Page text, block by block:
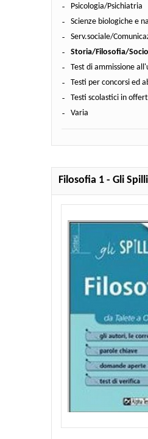
Psicologia/Psichiatria
Scienze biologiche e
Serv.sociale/
Storia/Filosofia/
Test di ammissione
Testi per concorsi ed
Testi scolastici in
Varia
Filosofia 1 - Gli Spilli